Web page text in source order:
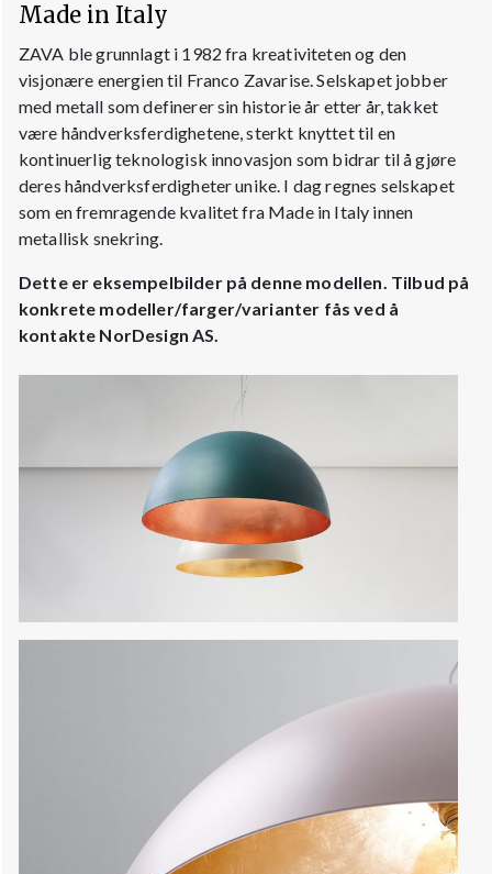
Made in Italy
ZAVA ble grunnlagt i 1982 fra kreativiteten og den
visjonære energien til Franco Zavarise. Selskapet jobber
med metall som definerer sin historie år etter år, takket
være håndverksferdighetene, sterkt knyttet til en
kontinuerlig teknologisk innovasjon som bidrar til å gjøre
deres håndverksferdigheter unike. I dag regnes selskapet
som en fremragende kvalitet fra Made in Italy innen
metallisk snekring.
Dette er eksempelbilder på denne modellen. Tilbud på
konkrete modeller/farger/varianter fås ved å
kontakte NorDesign AS.